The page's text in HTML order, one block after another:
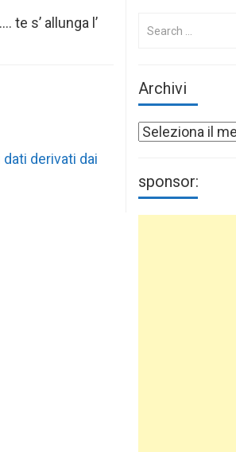
te s’ allunga l’
derivati dai
Archivi
Archivi
sponsor: